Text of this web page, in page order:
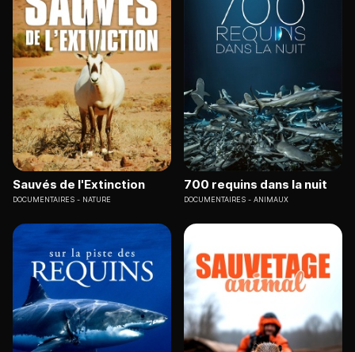
Sauvés de l'Extinction
DOCUMENTAIRES NATURE
700 requins dans la nuit
DOCUMENTAIRES ANIMAUX